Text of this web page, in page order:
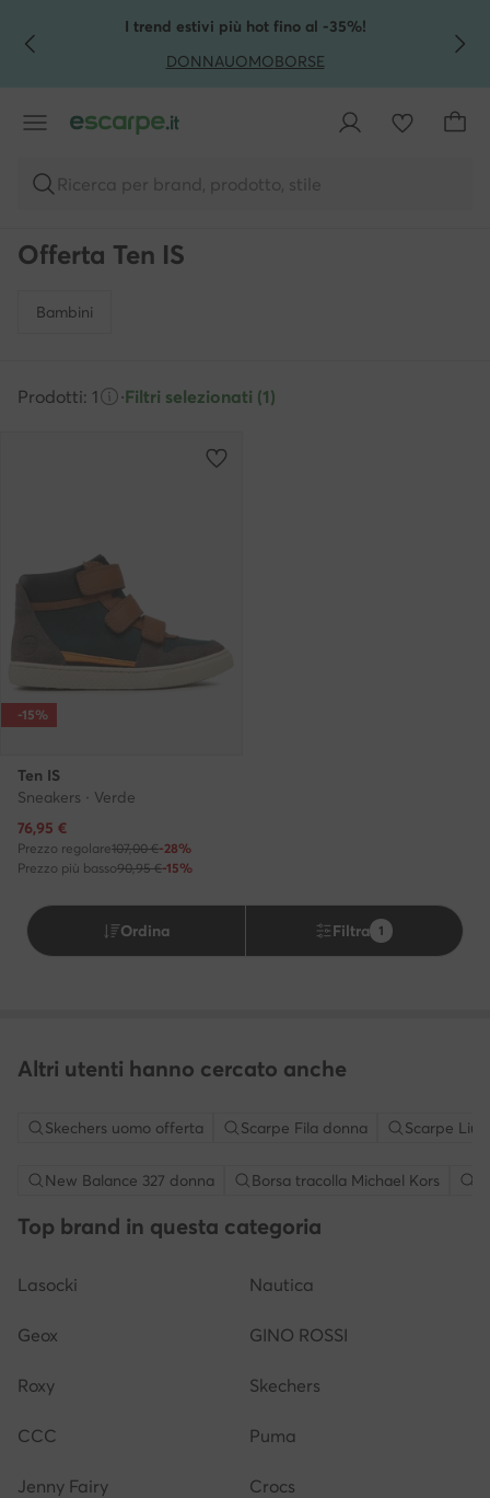
VAI AL CONTENUTO PRINCIPALE
VAI ALLA RICERCAI trend estivi più hot fino al -35%!
DONNAUOMOBORSE
Ricerca per brand, prodotto, stile
Offerta Ten IS
Bambini
Prodotti: 1 ·Filtri selezionati (1)
-15%
Ten IS
Sneakers · Verde
Prezzo attuale
76,95 €
Prezzo regolare107,00 €-28%
Prezzo più basso90,95 €-15%
Ordina Filtra 1
Altri utenti hanno cercato anche
Skechers uomo offerta Scarpe Fila donna Scarpe Liu
New Balance 327 donna Borsa tracolla Michael Kors
Top brand in questa categoria
Lasocki Nautica
Geox GINO ROSSI
Roxy Skechers
CCC Puma
Jenny Fairy Crocs